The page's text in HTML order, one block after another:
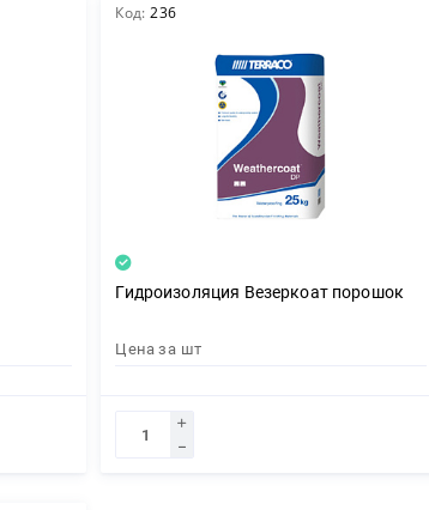
Код: 236
Гидроизоляция Везеркоат порошок
Цена за шт